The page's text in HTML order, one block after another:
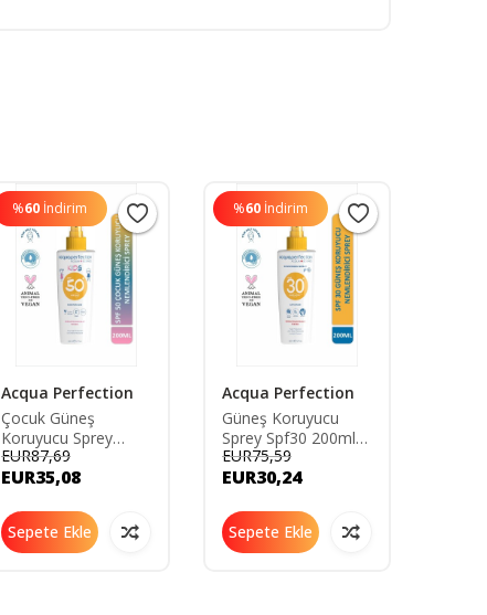
%60 İndirim
Acqua Perfection
Çocuk Güneş
Koruyucu Sprey
Spf50 200ml Uva
Uvb Koruması- Suya
Önleyici
EUR87,69
EUR35,08
Sepete Ekle
%60 İndirim
Acqua Perfection
Güneş Koruyucu
Sprey Spf30 200ml
Uva Uvb Koruması-
Suya Dayanıklı- Leke
EUR75,59
EUR30,24
Sepete Ekle